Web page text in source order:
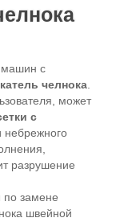
с
челнока
может
с
небрежного
разрушение
замене
швейной